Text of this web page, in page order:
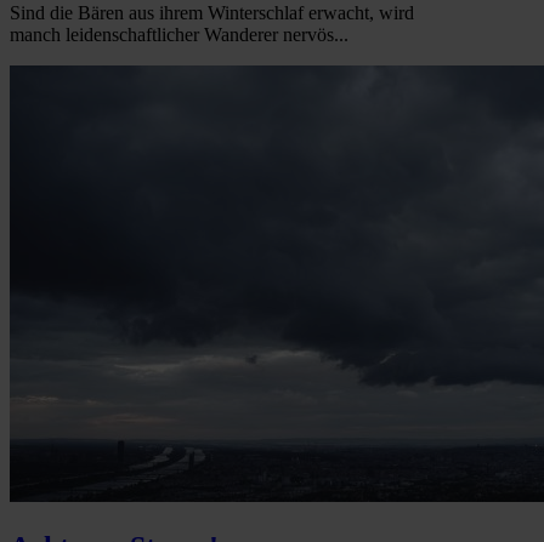
Sind die Bären aus ihrem Winterschlaf erwacht, wird
manch leidenschaftlicher Wanderer nervös...